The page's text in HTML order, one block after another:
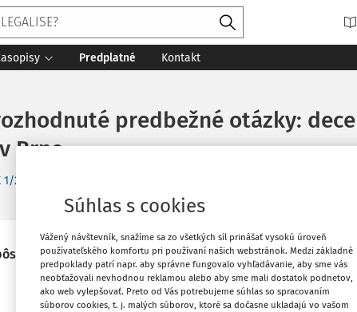
Predplatné Kontakt
predbežné otázky:
Brne
2024
smernice o návrate), C-257/22] Vytlačiť
Súhlas s cookies
Vážený návštevník, snažíme sa zo všetkých síl prinášať vysokú úroveň
používateľského komfortu pri používaní našich webstránok. Medzi základné
predpoklady patrí napr. aby správne fungovalo vyhľadávanie, aby sme vás
neobťažovali nevhodnou reklamou alebo aby sme mali dostatok podnetov,
ako web vylepšovať. Preto od Vás potrebujeme súhlas so spracovaním
súborov cookies, t. j. malých súborov, ktoré sa dočasne ukladajú vo vašom